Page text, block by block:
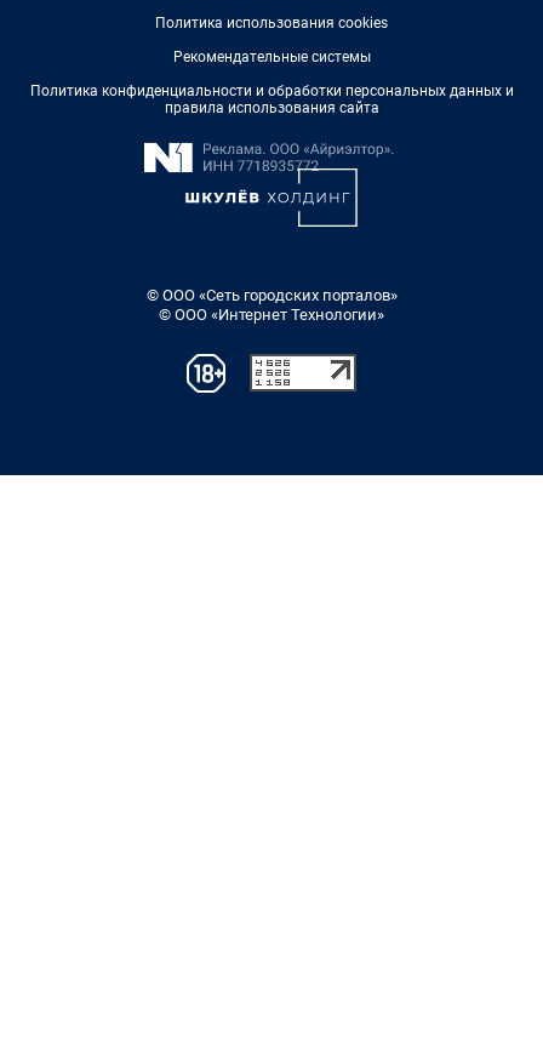
Политика использования cookies
Рекомендательные системы
Политика конфиденциальности и обработки персональных данных и
правила использования сайта
© ООО «Сеть городских порталов»
© ООО «Интернет Технологии»